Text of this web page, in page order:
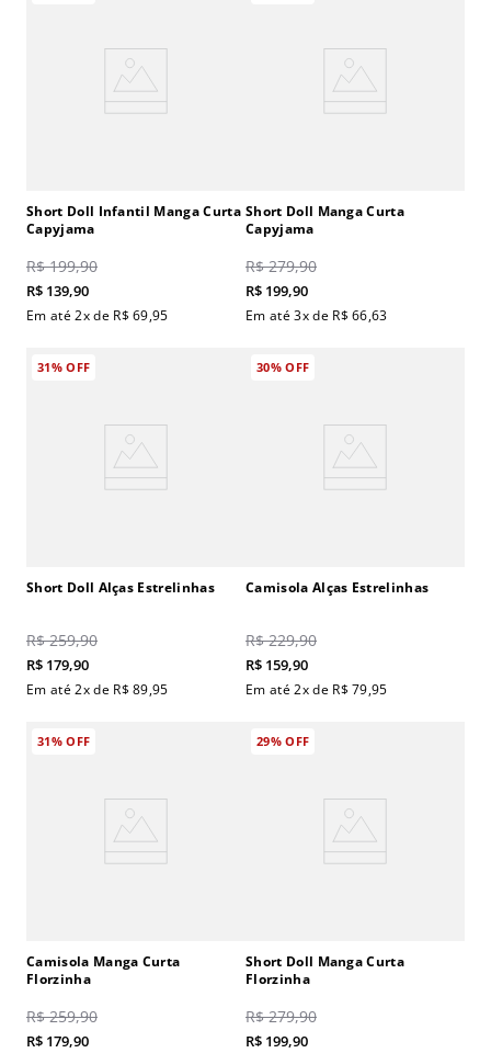
Short Doll Infantil Manga Curta
Capyjama
R$ 199,90
R$ 139,90
Em até2x de R$ 69,95
Short Doll Manga Curta
Capyjama
R$ 279,90
R$ 199,90
Em até3x de R$ 66,63
31%OFF
Short Doll Alças Estrelinhas
R$ 259,90
R$ 179,90
Em até2x de R$ 89,95
30%OFF
Camisola Alças Estrelinhas
R$ 229,90
R$ 159,90
Em até2x de R$ 79,95
31%OFF
Camisola Manga Curta
Florzinha
R$ 259,90
R$ 179,90
29%OFF
Short Doll Manga Curta
Florzinha
R$ 279,90
R$ 199,90